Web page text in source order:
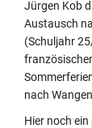
Jürgen Kob
Austausch
(Schuljahr
nach
Hier noch